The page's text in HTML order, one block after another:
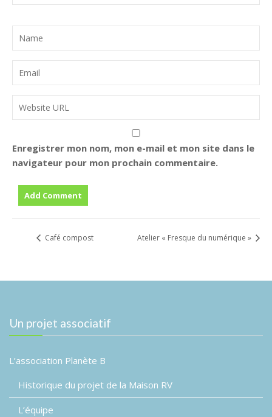
Enregistrer mon nom, mon e-mail et mon site dans le
navigateur pour mon prochain commentaire.
Café compost Atelier « Fresque du numérique »
Un projet associatif
L’association Planète B
Historique du projet de la Maison RV
L’équipe